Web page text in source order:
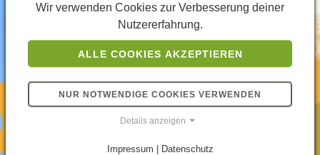
Chicken Nuggets mit Pommes sind eine Mahlzeit, die
sich für fast jeden Anlass eignet. Sie sind das
perfekte Gericht für Kindergeburtstage, ein
gemütliches Abendessen vor dem Fernseher oder
sogar als Fingerfood bei Partys und Events. Ihre
Belieben zu variieren, machen sie zu einem
vielseitigen Favoriten.
Wir verwenden Cookies zur Verbesserung deiner
Nutzererfahrung.
ALLE COOKIES AKZEPTIEREN
NUR NOTWENDIGE COOKIES VERWENDEN
Details anzeigen
Impressum | Datenschutz